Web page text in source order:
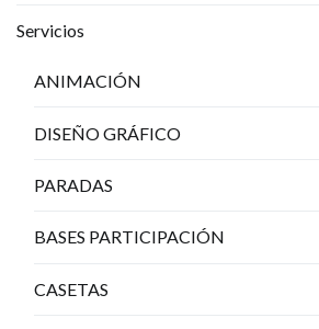
Servicios
ANIMACIÓN
DISEÑO GRÁFICO
PARADAS
BASES PARTICIPACIÓN
CASETAS